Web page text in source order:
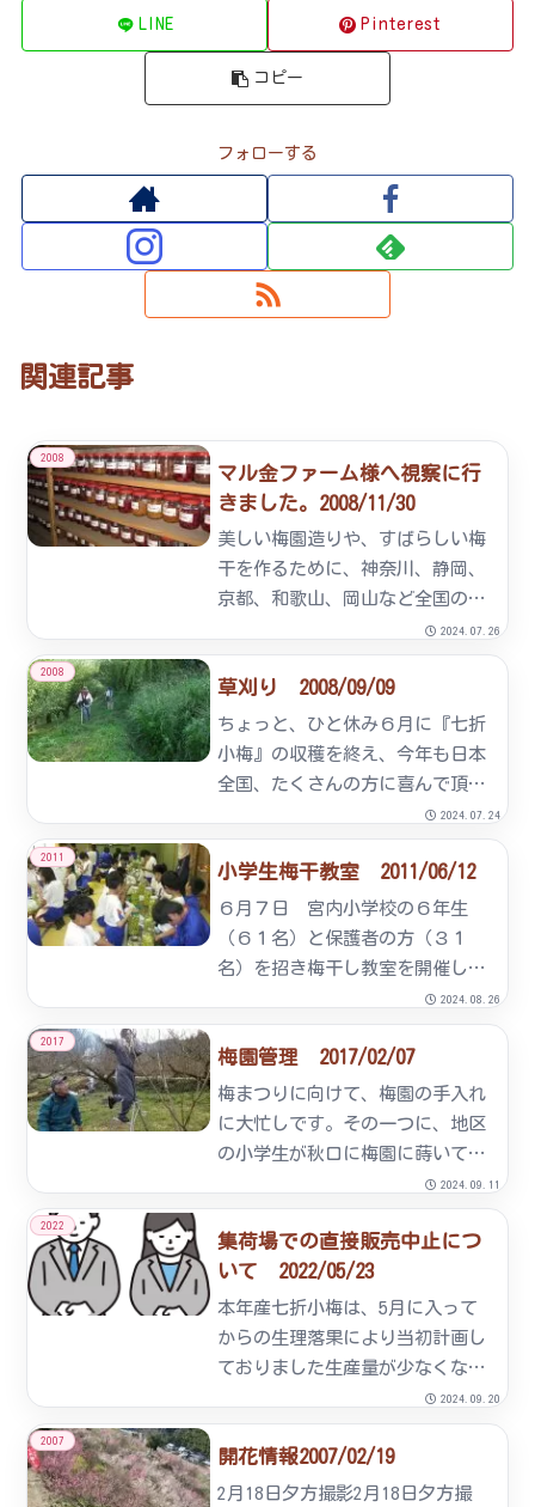
LINE Pinterest
コピー
フォローする
関連記事
2008
マル金ファーム様へ視察に行
きました。2008/11/30
美しい梅園造りや、すばらしい梅
干を作るために、神奈川、静岡、
京都、和歌山、岡山など全国の有
名な産地を視察させて頂きまし
た。どの地域もそれぞれ特長を活
かしたすばらしいものばかりで、
大変勉強になりました。今年最後
の視察は、大分県日田市にある
「マ...
2024.07.26
2008
草刈り 2008/09/09
ちょっと、ひと休み６月に『七折
小梅』の収穫を終え、今年も日本
全国、たくさんの方に喜んで頂き
ました。来年も皆様に喜んで頂け
る『七折小梅』をお届けするため
に、今回は、梅組合２２名の参加
で梅園の草刈りを行いました。
2024.07.24
2011
小学生梅干教室 2011/06/12
６月７日 宮内小学校の６年生
（６１名）と保護者の方（３１
名）を招き梅干し教室を開催しま
した。当日はあいにくの雨でした
が、元気いっぱいの生徒さん達は
たわわに実った梅の実をていねい
に収穫していました。収穫した梅
の実は専用の選果機にかけてそれ
ぞれ...
2024.08.26
2017
梅園管理 2017/02/07
梅まつりに向けて、梅園の手入れ
に大忙しです。その一つに、地区
の小学生が秋口に梅園に蒔いてく
れた”菜の花”があります。生憎
のお天気の中、傘を手に小学校か
ら梅園まで来てくれました。春に
はきれいな黄色の花を咲かせてく
れるでしょう。農業法人 hプ
ロ...
2024.09.11
2022
集荷場での直接販売中止につ
いて 2022/05/23
本年産七折小梅は、5月に入って
からの生理落果により当初計画し
ておりました生産量が少なくなり
ました。市場・通販・業者等への
販売量確保のため直接販売ができ
なくなりました。購入希望されて
いた皆様には、ご不便をおかけし
2024.09.20
2007
開花情報2007/02/19
2月18日夕方撮影2月18日夕方撮